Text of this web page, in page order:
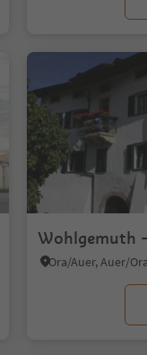
Wohlgemuth
Ora/Auer, Auer/